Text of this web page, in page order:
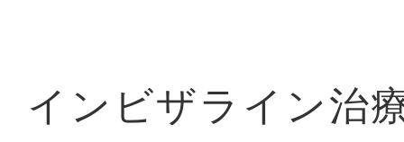
インビザライン治